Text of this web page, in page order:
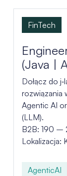
(Java |
Dołącz do
rozwiązania
Agentic AI
(LLM).
B2B: 190 –
Lokalizacja:
FinTech
AgenticAI